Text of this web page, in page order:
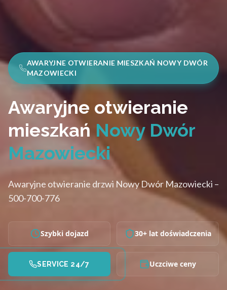
AWARYJNE OTWIERANIE MIESZKAŃ NOWY DWÓR
MAZOWIECKI
Awaryjne otwieranie
mieszkań Nowy Dwór
Mazowiecki
Awaryjne otwieranie drzwi Nowy Dwór Mazowiecki –
500-700-776
Szybki dojazd 30+ lat doświadczenia
SERVICE 24/7 Uczciwe ceny